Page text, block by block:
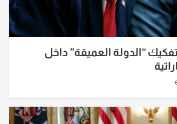
“الدولة العميقة” داخل